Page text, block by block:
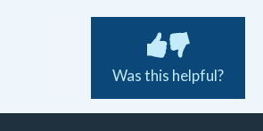
Was this helpful?